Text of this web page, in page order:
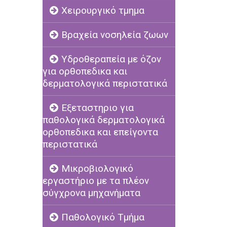
Χειρουργικό τμημα
Βραχεία νοσηλεία ζωων
Υδροθεραπεία με όζον
για ορθοπεδικα και
δερματολογικά περιστατικά
Εξεταστηριο για
παθολογικά δερματολογικά
ορθοπεδικα και επείγοντα
περιστατικά
Μικροβιολογικό
εργαστήριο με τα πλέον
σύγχρονα μηχανήματα
Παθολογικό Τμήμα